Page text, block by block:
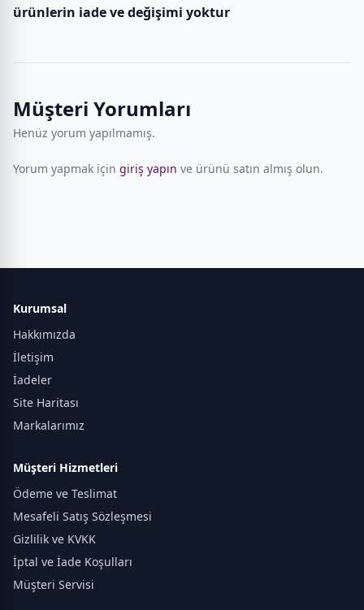
ürünlerin iade ve değişimi yoktur
Müşteri Yorumları
Henüz yorum yapılmamış.
Yorum yapmak için giriş yapın ve ürünü satın almış olun.
Kurumsal
Hakkımızda
İletişim
İadeler
Site Haritası
Markalarımız
Müşteri Hizmetleri
Ödeme ve Teslimat
Mesafeli Satış Sözleşmesi
Gizlilik ve KVKK
İptal ve İade Koşulları
Müşteri Servisi